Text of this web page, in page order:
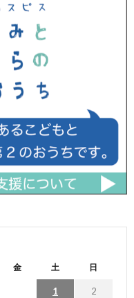
金 土 日
1 2